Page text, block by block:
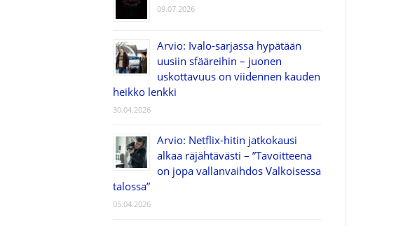
09.07.2026
Arvio: Ivalo-sarjassa hypätään
uusiin sfääreihin – juonen
uskottavuus on viidennen kauden
heikko lenkki
30.04.2026
Arvio: Netflix-hitin jatkokausi
alkaa räjähtävästi – ”Tavoitteena
on jopa vallanvaihdos Valkoisessa
talossa”
05.04.2026